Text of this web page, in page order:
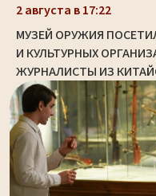
2 августа в 17:22
МУЗЕЙ ОРУЖИЯ
И КУЛЬТУРНЫХ
ЖУРНАЛИСТЫ ИЗ